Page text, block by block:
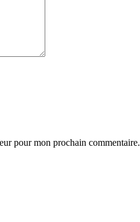
pour mon prochain commentaire.